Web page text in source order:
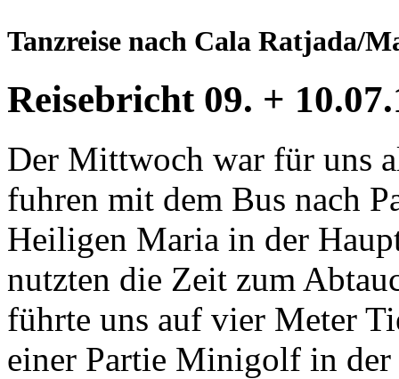
Tanzreise nach Cala Ratjada/
Reisebricht 09. +
Der Mittwoch war für uns
fuhren mit dem Bus nach
Heiligen Maria in der
nutzten die Zeit zum
führte uns auf vier Meter
einer Partie Minigolf in